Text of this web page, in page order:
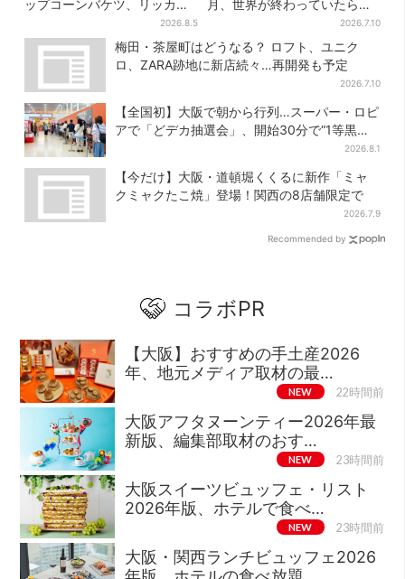
ップコーンバケツ、リッカー
が背中に張りつく衝撃デザイ
ンに騒然…フレーバーにも反
2026.8.5
月、世界が終わっていたら…
約10万人動員のホラー展が大
阪へ
2026.7.10
梅田・茶屋町はどうなる？ ロフト、ユニク
ロ、ZARA跡地に新店続々…再開発も予定
2026.7.10
【全国初】大阪で朝から行列…スーパー・ロピ
アで「どデカ抽選会」、開始30分で“1等黒毛
2026.8.1
【今だけ】大阪・道頓堀くくるに新作「ミャ
クミャクたこ焼」登場！関西の8店舗限定で
2026.7.9
Recommended by
コラボPR
【大阪】おすすめの手土産2026
年、地元メディア取材の最…
NEW 22時間前
大阪アフタヌーンティー2026年最
新版、編集部取材のおす…
NEW 23時間前
大阪スイーツビュッフェ・リスト
2026年版、ホテルで食べ…
NEW 23時間前
大阪・関西ランチビュッフェ2026